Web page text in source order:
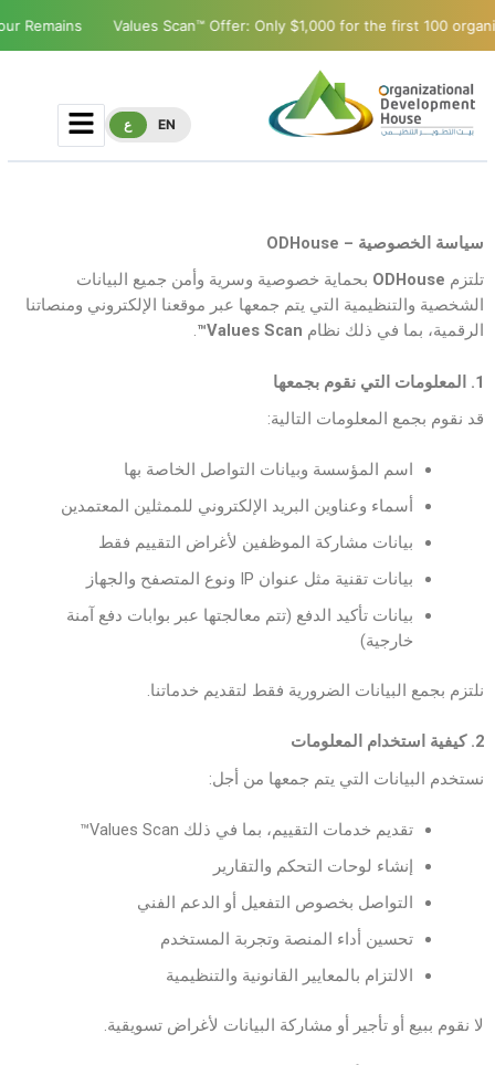
Values Scan™ Offer: Only $1,000 for the first 100
EN ع
سياسة الخصوصية – ODHouse
تلتزم ODHouse بحماية خصوصية وسرية وأمن جميع البيانات
الشخصية والتنظيمية التي يتم جمعها عبر موقعنا الإلكتروني ومنصاتنا
الرقمية، بما في ذلك نظام Values Scan™
.
1. المعلومات التي نقوم بجمعها
قد نقوم بجمع المعلومات التالية:
اسم المؤسسة وبيانات التواصل الخاصة بها
أسماء وعناوين البريد الإلكتروني للممثلين المعتمدين
بيانات مشاركة الموظفين لأغراض التقييم فقط
بيانات تقنية مثل عنوان IP ونوع المتصفح والجهاز
بيانات تأكيد الدفع (تتم معالجتها عبر بوابات دفع آمنة
خارجية)
نلتزم بجمع البيانات الضرورية فقط لتقديم خدماتنا.
2. كيفية استخدام المعلومات
نستخدم البيانات التي يتم جمعها من أجل:
تقديم خدمات التقييم، بما في ذلك Values Scan™
إنشاء لوحات التحكم والتقارير
التواصل بخصوص التفعيل أو الدعم الفني
تحسين أداء المنصة وتجربة المستخدم
الالتزام بالمعايير القانونية والتنظيمية
لا نقوم ببيع أو تأجير أو مشاركة البيانات لأغراض تسويقية.